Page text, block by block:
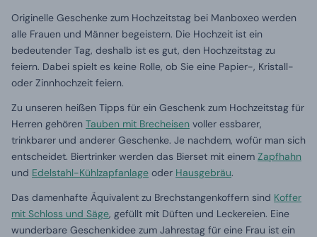
Originelle Geschenke zum Hochzeitstag bei Manboxeo werden
alle Frauen und Männer begeistern. Die Hochzeit ist ein
bedeutender Tag, deshalb ist es gut, den Hochzeitstag zu
feiern. Dabei spielt es keine Rolle, ob Sie eine Papier-, Kristall-
oder Zinnhochzeit feiern.
Zu unseren heißen Tipps für ein Geschenk zum Hochzeitstag für
Herren gehören Tauben mit Brecheisen voller essbarer,
trinkbarer und anderer Geschenke. Je nachdem, wofür man sich
entscheidet. Biertrinker werden das Bierset mit einem Zapfhahn
und Edelstahl-Kühlzapfanlage oder Hausgebräu.
Das damenhafte Äquivalent zu Brechstangenkoffern sind Koffer
mit Schloss und Säge, gefüllt mit Düften und Leckereien. Eine
wunderbare Geschenkidee zum Jahrestag für eine Frau ist ein